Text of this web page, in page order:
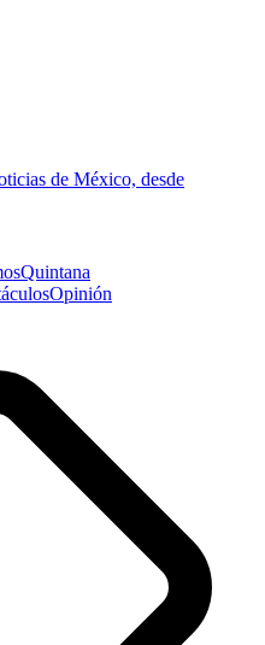
de México, desde
Quintana
Opinión